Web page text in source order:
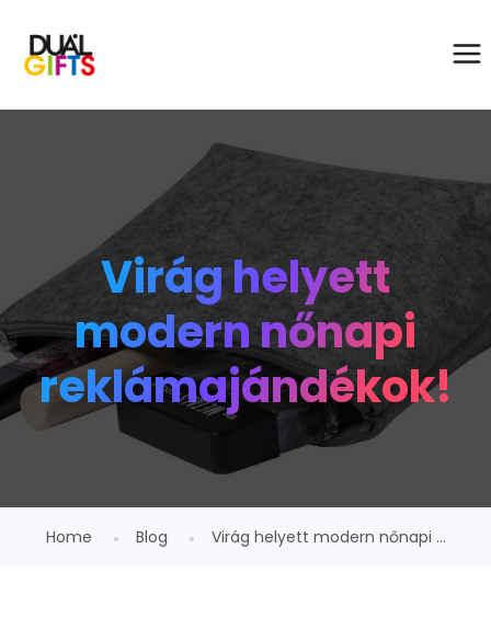
Virág helyett
modern nőnapi
reklámajándékok!
Home Blog Virág helyett modern nőnapi ...